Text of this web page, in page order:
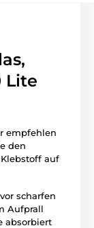
Lite
empfehlen
den
auf
scharfen
Aufprall
absorbiert